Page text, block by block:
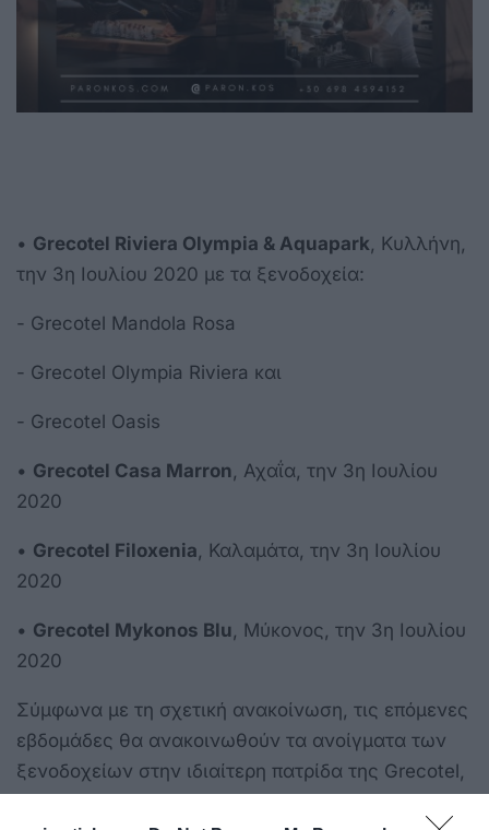
• Grecotel Riviera Olympia & Aquapark , Κυλλήνη,
την 3η Ιουλίου 2020 με τα ξενοδοχεία:
- Grecotel Μandola Rosa
- Grecotel Olympia Riviera και
- Grecotel Oasis
• Grecotel Casa Marron , Αχαΐα, την 3η Ιουλίου
2020
• Grecotel Filoxenia , Καλαμάτα, την 3η Ιουλίου
2020
• Grecotel Mykonos Blu , Μύκονος, την 3η Ιουλίου
2020
Σύμφωνα με τη σχετική ανακοίνωση, τις επόμενες
εβδομάδες θα ανακοινωθούν τα ανοίγματα των
ξενοδοχείων στην ιδιαίτερη πατρίδα της Grecotel,
την Κρήτη, καθώς και στην Κέρκυρα, τη Χαλκιδική